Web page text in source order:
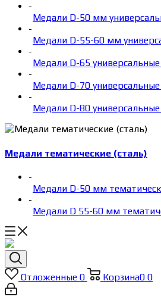
-
Медали D-50 мм
-
Медали D-55-60 мм
-
Медали D-65
-
Медали D-70
-
Медали D-80
Медали тематические (сталь)
-
Медали D-50 мм
-
Медали D 55-60 мм
Отложенные 0 Корзина0 0